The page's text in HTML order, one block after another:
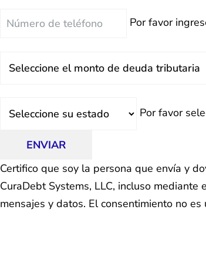
Teléfono Por favor
Por favor
ENVIAR
Certifico que soy la persona que envía y
CuraDebt Systems, LLC, incluso
mensajes y datos. El consentimiento no